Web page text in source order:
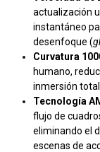
actualización
instantáneo
desenfoque (
Curvatura
humano,
inmersión total
Tecnología
flujo de
eliminando el
escenas de